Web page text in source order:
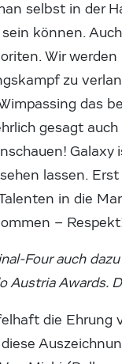
selbst in der
können.
Wir
zu
das
gesagt
lassen.
in die
–
Four auch
Austria Awards.
die Ehrung